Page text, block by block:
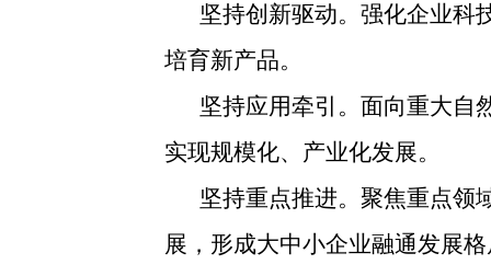
坚持创新驱动。强化企业科
培育新产品。
坚持应用牵引。面向重大自
实现规模化、产业化发展。
坚持重点推进。聚焦重点领
展，形成大中小企业融通发展